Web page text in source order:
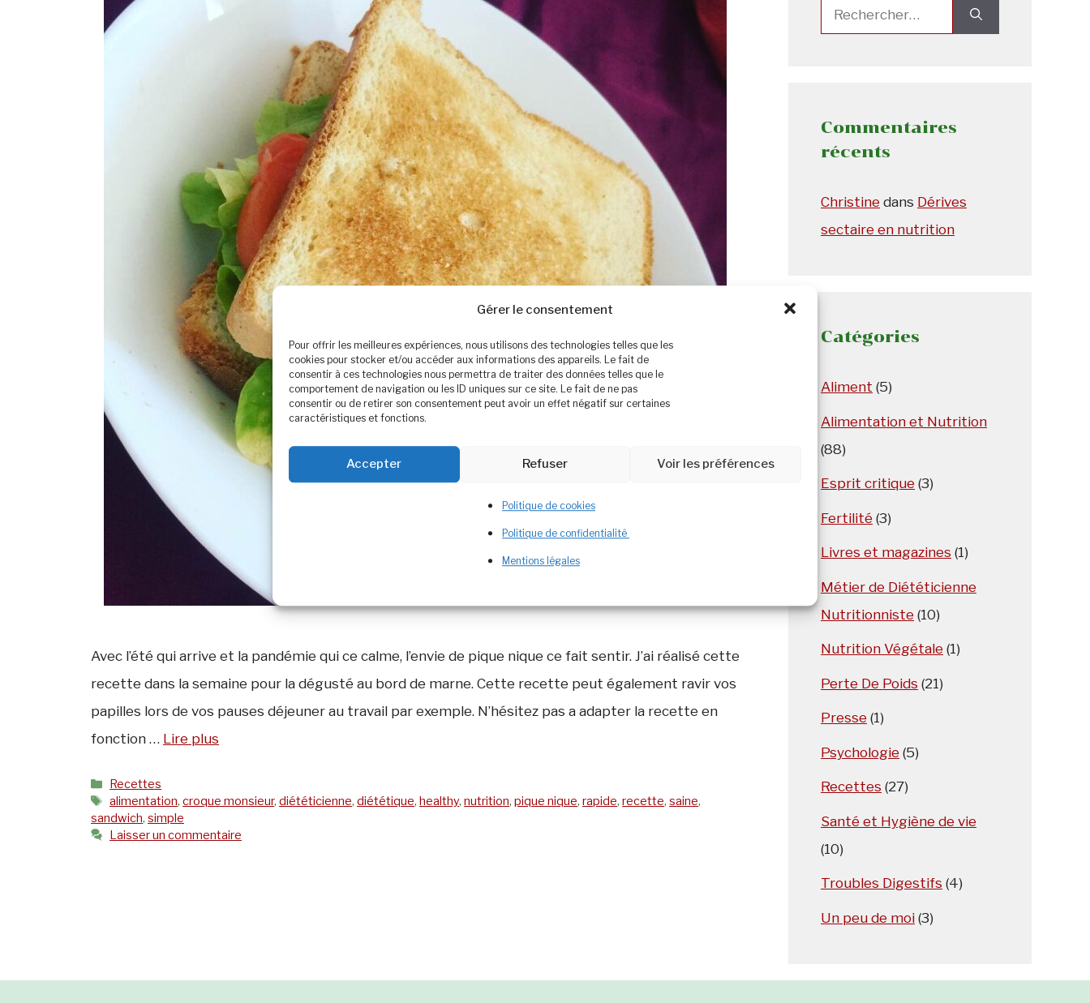
Gérer le consentement
Pour offrir les meilleures expériences, nous utilisons des technologies telles que les
cookies pour stocker et/ou accéder aux informations des appareils. Le fait de
consentir à ces technologies nous permettra de traiter des données telles que le
comportement de navigation ou les ID uniques sur ce site. Le fait de ne pas
consentir ou de retirer son consentement peut avoir un effet négatif sur certaines
caractéristiques et fonctions.
Accepter Refuser Voir les préférences
Politique de cookies
Politique de confidentialité
Mentions légales
Avec l’été qui arrive et la pandémie qui ce calme, l’envie de pique nique ce fait sentir. J’ai réalisé cette
recette dans la semaine pour la dégusté au bord de marne. Cette recette peut également ravir vos
papilles lors de vos pauses déjeuner au travail par exemple. N’hésitez pas a adapter la recette en
fonction … Lire plus
Catégories
Recettes
Étiquettes
alimentation,croque monsieur,diététicienne,diététique,healthy,nutrition,pique nique,rapide,recette,saine,
sandwich, simple
Laisser un commentaire
Rechercher :
Commentaires
récents
Christine dans Dérives
sectaire en nutrition
Catégories
Aliment (5)
Alimentation et Nutrition
(88)
Esprit critique (3)
Fertilité (3)
Livres et magazines (1)
Métier de Diététicienne
Nutritionniste (10)
Nutrition Végétale (1)
Perte De Poids (21)
Presse (1)
Psychologie (5)
Recettes (27)
Santé et Hygiène de vie
(10)
Troubles Digestifs (4)
Un peu de moi (3)